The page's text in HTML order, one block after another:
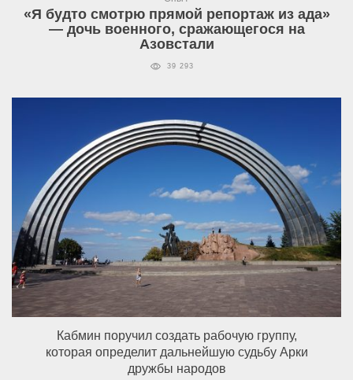
«Я будто смотрю прямой репортаж из ада»
— дочь военного, сражающегося на
Азовстали
39 293
Кабмин поручил создать рабочую группу,
которая определит дальнейшую судьбу Арки
дружбы народов